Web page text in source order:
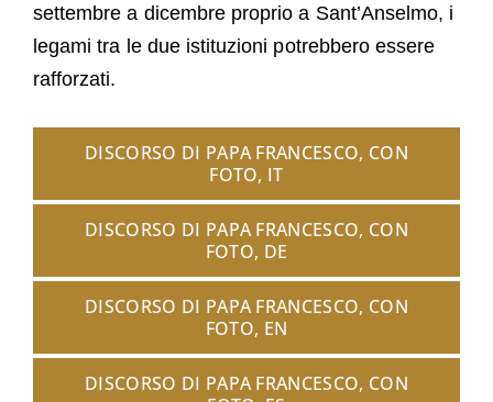
settembre a dicembre proprio a Sant’Anselmo, i
legami tra le due istituzioni potrebbero essere
rafforzati.
DISCORSO DI PAPA FRANCESCO, CON
FOTO, IT
DISCORSO DI PAPA FRANCESCO, CON
FOTO, DE
DISCORSO DI PAPA FRANCESCO, CON
FOTO, EN
DISCORSO DI PAPA FRANCESCO, CON